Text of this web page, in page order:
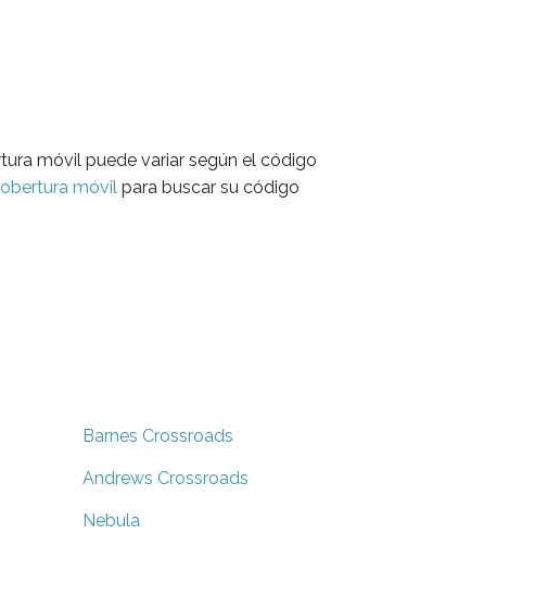
móvil puede variar según el código
móvil para buscar su código
Barnes Crossroads
Andrews Crossroads
Nebula